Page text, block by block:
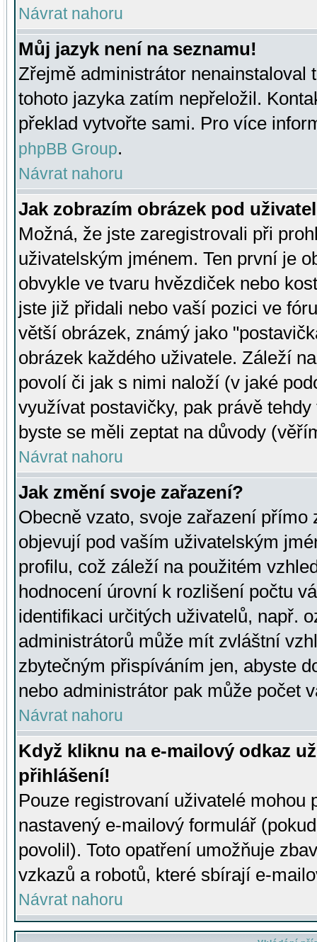
Návrat nahoru
Můj jazyk není na seznamu!
Zřejmě administrátor nenainstaloval
tohoto jazyka zatím nepřeložil.
překlad vytvořte sami. Pro více
phpBB Group.
Návrat nahoru
Jak zobrazím obrázek pod
Možná, že jste zaregistrovali při
uživatelským jménem. Ten první je
obvykle ve tvaru hvězdiček nebo
jste již přidali nebo vaší pozici ve
větší obrázek, známý jako
obrázek každého uživatele. Záleží
povolí či jak s nimi naloží (v jaké
využívat postavičky, pak právě
byste se měli zeptat na důvody
Návrat nahoru
Jak změní svoje zařazení?
Obecně vzato, svoje zařazení přímo
objevují pod vaším uživatelským
profilu, což záleží na použitém
hodnocení úrovní k rozlišení počtu
identifikaci určitých uživatelů, např.
administrátorů může mít zvláštní
zbytečným přispíváním jen, abyste
nebo administrátor pak může počet
Návrat nahoru
Když kliknu na e-mailový odkaz
přihlášení!
Pouze registrovaní uživatelé mohou
nastavený e-mailový formulář
povolil). Toto opatření umožňuje
vzkazů a robotů, které sbírají e-
Návrat nahoru